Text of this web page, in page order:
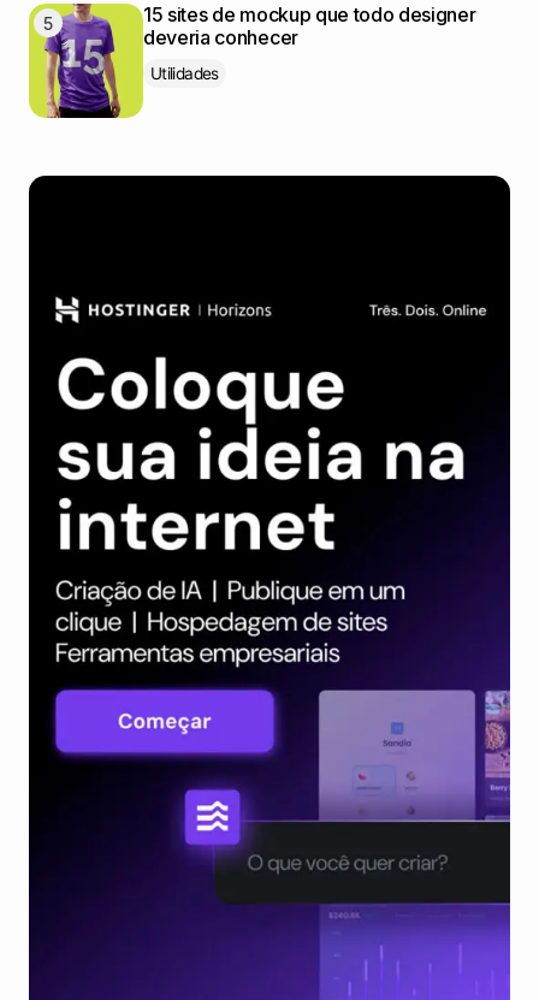
15 sites de mockup que todo designer
deveria conhecer
Utilidades